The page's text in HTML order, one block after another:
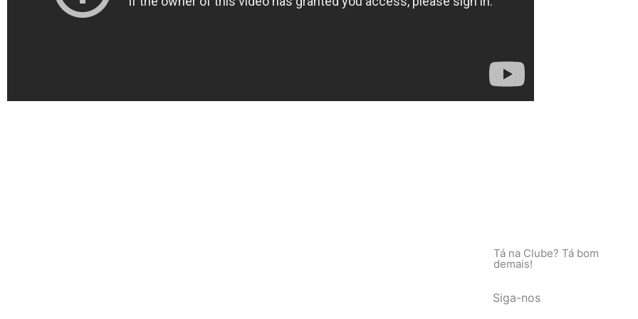
Tá na Clube? Tá bom
demais!
Siga-nos